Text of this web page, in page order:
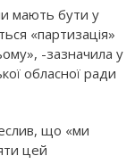
мають бути у
«партизація»
-зазначила у
обласної ради
що «ми
цей